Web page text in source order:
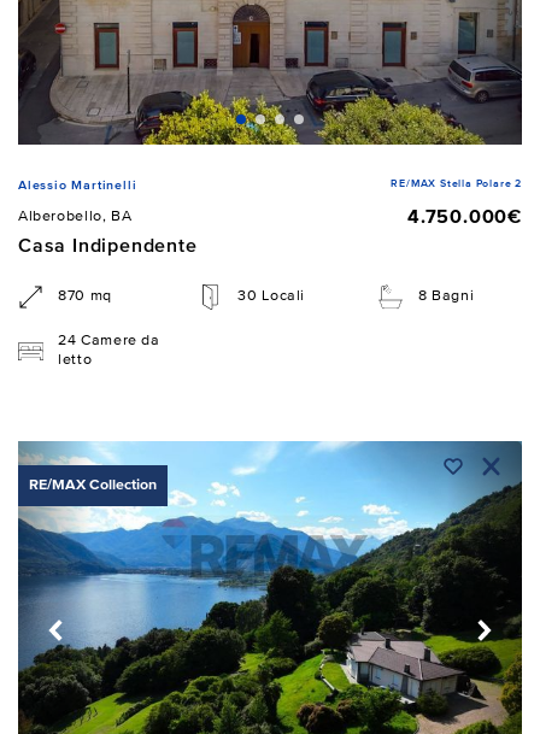
Alessio Martinelli RE/MAX Stella Polare 2
Alberobello, BA
4.750.000€
Casa Indipendente
870 mq 30 Locali 8 Bagni
24 Camere da
letto
RE/MAX Collection